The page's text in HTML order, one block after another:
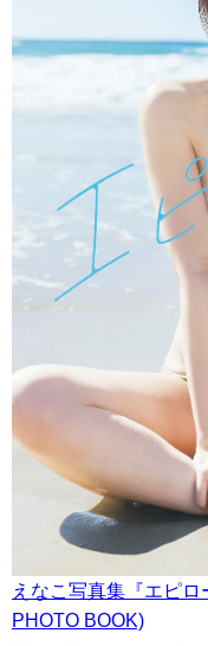
えなこ写真集『エピ
PHOTO BOOK)